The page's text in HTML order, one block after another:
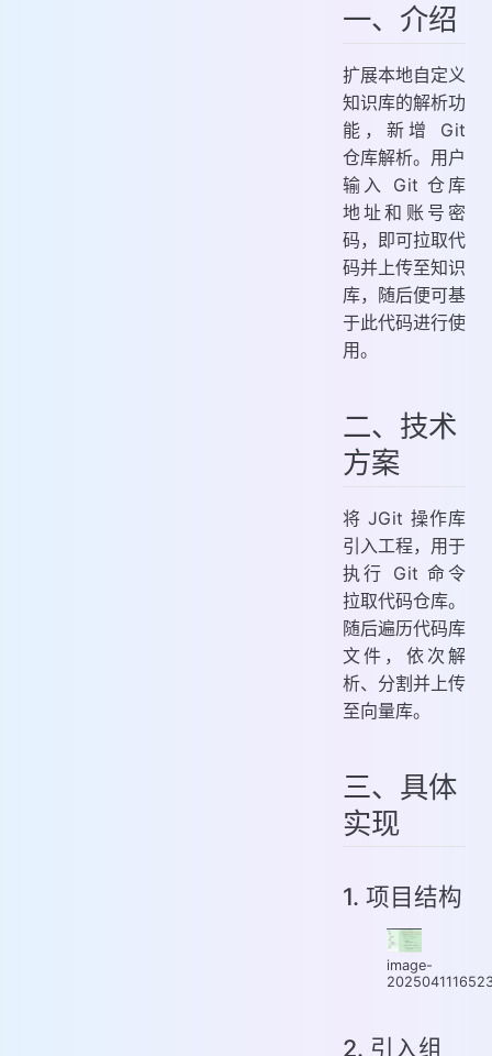
二、技术方案
三、具体实现
1. 项目结构
2. 引入组件
3. 解析仓库
一、介绍
扩展本地自定义
知识库的解析功
能，新增 Git
仓库解析。用户
输入 Git 仓库
地址和账号密
码，即可拉取代
码并上传至知识
库，随后便可基
于此代码进行使
用。
二、技术
方案
将 JGit 操作库
引入工程，用于
执行 Git 命令
拉取代码仓库。
随后遍历代码库
文件，依次解
析、分割并上传
至向量库。
三、具体
实现
1. 项目结构
image-
2. 引入组